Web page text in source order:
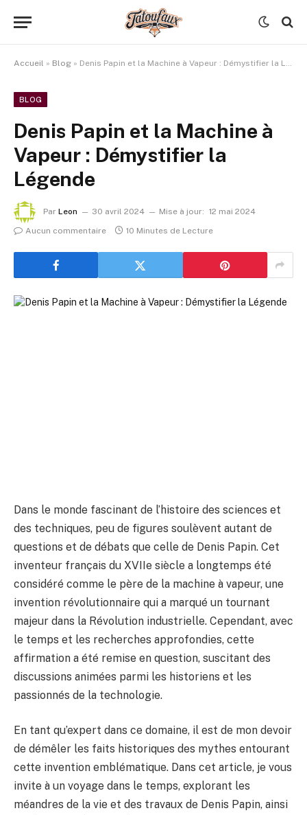
Accueil » Blog » Denis Papin et la Machine à Vapeur : Démystifier la Légende
BLOG
Denis Papin et la Machine à
Vapeur : Démystifier la
Légende
Par Leon 30 avril 2024 Mise à jour: 12 mai 2024
Aucun commentaire
10 Minutes de Lecture
Dans le monde fascinant de l’histoire des sciences et
des techniques, peu de figures soulèvent autant de
questions et de débats que celle de Denis Papin. Cet
inventeur français du XVIIe siècle a longtemps été
considéré comme le père de la machine à vapeur, une
invention révolutionnaire qui a marqué un tournant
majeur dans la Révolution industrielle. Cependant, avec
le temps et les recherches approfondies, cette
affirmation a été remise en question, suscitant des
discussions animées parmi les historiens et les
passionnés de la technologie.
En tant qu’expert dans ce domaine, il est de mon devoir
de démêler les faits historiques des mythes entourant
cette invention emblématique. Dans cet article, je vous
invite à un voyage dans le temps, explorant les
méandres de la vie et des travaux de Denis Papin, ainsi